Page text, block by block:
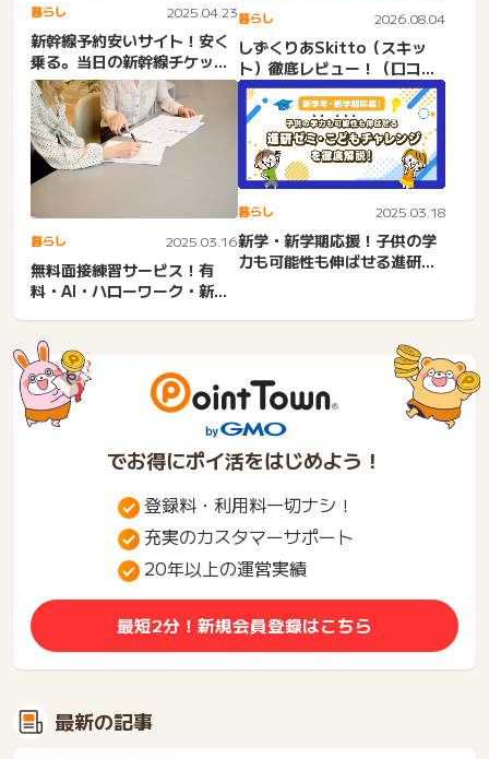
暮らし 2025.04.23
新幹線予約安いサイト！安く
乗る。当日の新幹線チケット
を格安で購入する方法。片
道...
暮らし 2026.08.04
しずくりあSkitto（スキッ
ト）徹底レビュー！（口コ
ミ、評判）
暮らし 2025.03.16
無料面接練習サービス！有
料・AI・ハローワーク・新卒
暮らし 2025.03.18
新学・新学期応援！子供の学
力も可能性も伸ばせる進研ゼ
でお得にポイ活をはじめよう！
登録料・利用料一切ナシ！
充実のカスタマーサポート
20年以上の運営実績
最短2分！新規会員登録はこちら
最新の記事